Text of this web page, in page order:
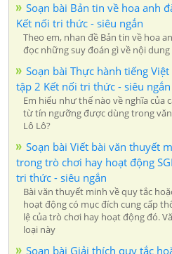
Soạn bài Bản tin về hoa anh
Kết nối tri thức - siêu ngắn
Theo em, nhan đề Bản tin về hoa
đọc những suy đoán gì về nội dung
Soạn bài Thực hành tiếng
tập 2 Kết nối tri thức - siêu ngắn
Em hiểu như thế nào về nghĩa của
từ tín ngưỡng được dùng trong
Lô Lô?
Soạn bài Viết bài văn thuyết
trong trò chơi hay hoạt động
tri thức - siêu ngắn
Bài văn thuyết minh về quy tắc
hoạt động có mục đích cung cấp
lệ của trò chơi hay hoạt động đó.
loại này
Soạn bài Giải thích quy tắc